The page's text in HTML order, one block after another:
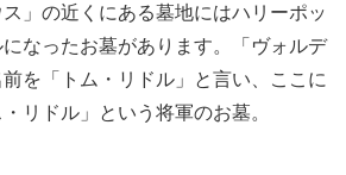
ス」の近くにある墓地にはハリーポッ
なったお墓があります。「ヴォルデ
を「トム・リドル」と言い、ここに
リドル」という将軍のお墓。